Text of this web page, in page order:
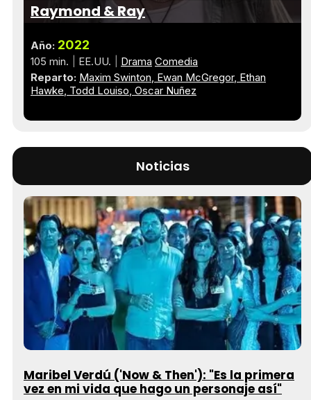
Raymond & Ray
Año: 2022
105 min. EE.UU. Drama Comedia
Reparto: Maxim Swinton Ewan McGregor Ethan
Hawke Todd Louiso Oscar Nuñez
Noticias
Maribel Verdú ('Now & Then'): "Es la primera
vez en mi vida que hago un personaje así"